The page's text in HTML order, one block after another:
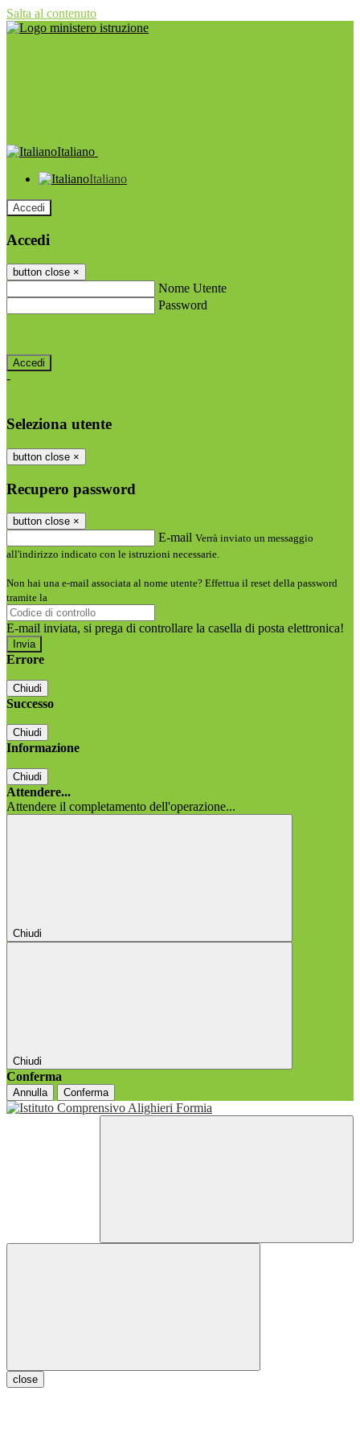
Salta al contenuto
Italiano
Italiano
Accedi
Accedi
button close ×
Nome Utente
Password
-
Seleziona utente
button close ×
Recupero password
button close ×
E-mail Verrà inviato un messaggio
all'indirizzo indicato con le istruzioni necessarie.
Non hai una e-mail associata al nome utente? Effettua il reset della password
tramite la
E-mail inviata, si prega di controllare la casella di posta elettronica!
Errore
Chiudi
Successo
Chiudi
Informazione
Chiudi
Attendere...
Attendere il completamento dell'operazione...
Chiudi
Chiudi
Conferma
Annulla Conferma
close